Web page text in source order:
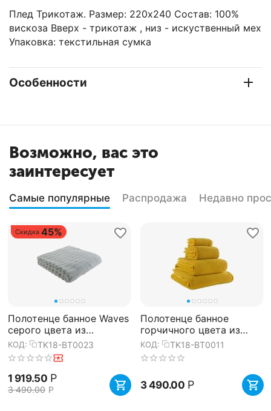
Плед Трикотаж. Размер: 220х240 Состав: 100%
вискоза Вверх - трикотаж , низ - искуственный мех
Упаковка: текстильная сумка
Особенности
Возможно, вас это
заинтересует
Самые популярные Распродажа Недавно
Скидка 45%
Полотенце банное Waves
серого цвета из
коллекции Essential,
70х140 см, Tkano
КОД: TK18-BT0023
1 919.50 Р
3 490.00 Р
Полотенце банное
горчичного цвета из
коллекции Essential,
70х140 см, Tkano
КОД: TK18-BT0011
3 490.00 Р